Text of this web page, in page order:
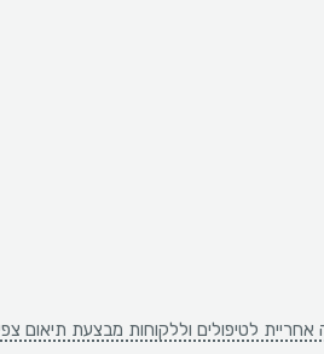
לטיפולים וללקוחות מבצעת תיאום